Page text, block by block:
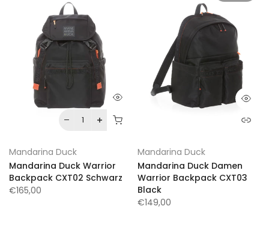
Mandarina Duck
Mandarina Duck Warrior
Backpack CXT02 Schwarz
€165,00
Mandarina Duck
Mandarina Duck Damen
Warrior Backpack CXT03
Black
€149,00